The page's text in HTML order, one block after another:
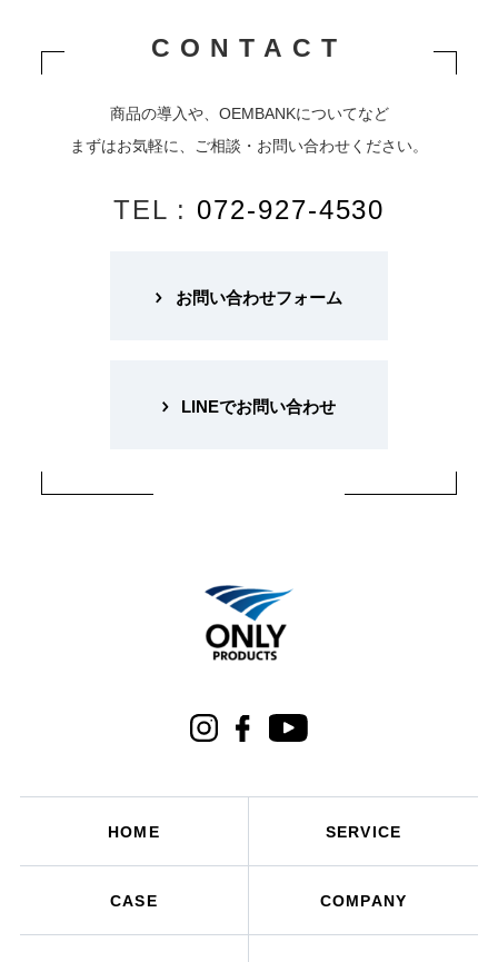
CONTACT
商品の導入や、OEMBANKについてなど
まずはお気軽に、ご相談・お問い合わせください。
TEL : 072-927-4530
お問い合わせフォーム
LINEでお問い合わせ
HOME SERVICE
CASE COMPANY